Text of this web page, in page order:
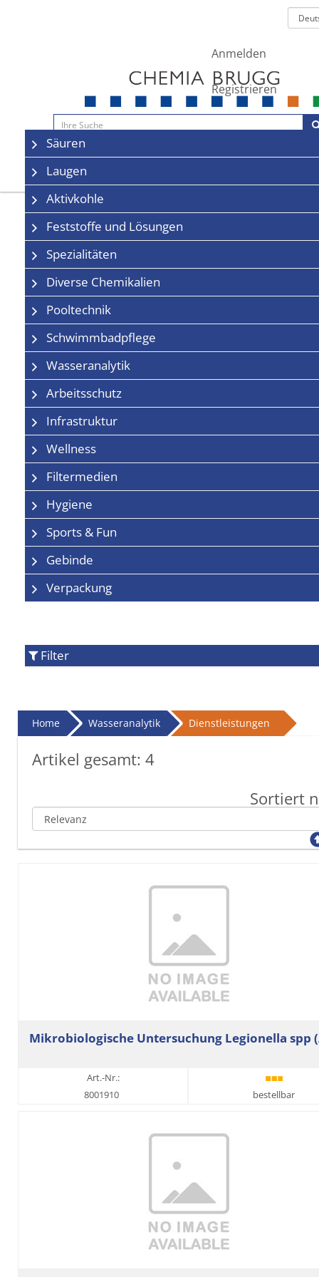
Anmelden
Registrieren
Navigation
Säuren
Laugen
Aktivkohle
Feststoffe und Lösungen
Spezialitäten
Diverse Chemikalien
Pooltechnik
Schwimmbadpflege
Wasseranalytik
Arbeitsschutz
Infrastruktur
Wellness
Filtermedien
Hygiene
Sports & Fun
Gebinde
Verpackung
Filter
Home Wasseranalytik Dienstleistungen
Artikel gesamt: 4
Sortiert
Mikrobiologische Untersuchung Legionella spp
Art.-Nr.:
8001910
bestellbar